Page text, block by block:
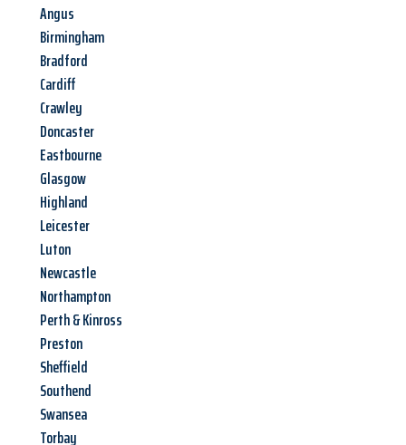
Angus
Birmingham
Bradford
Cardiff
Crawley
Doncaster
Eastbourne
Glasgow
Highland
Leicester
Luton
Newcastle
Northampton
Perth & Kinross
Preston
Sheffield
Southend
Swansea
Torbay